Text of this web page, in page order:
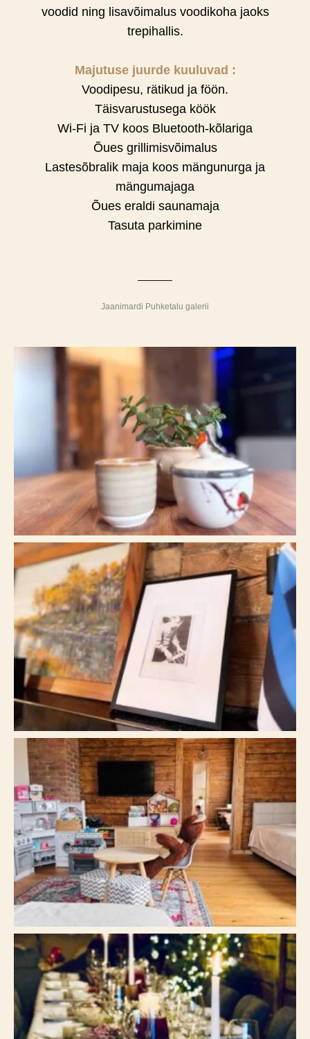
voodid ning lisavõimalus voodikoha jaoks
trepihallis.
Majutuse juurde kuuluvad :
Voodipesu, rätikud ja föön.
Täisvarustusega köök
Wi-Fi ja TV koos Bluetooth-kõlariga
Õues grillimisvõimalus
Lastesõbralik maja koos mängunurga ja
mängumajaga
Õues eraldi saunamaja
Tasuta parkimine
Jaanimardi Puhketalu galerii